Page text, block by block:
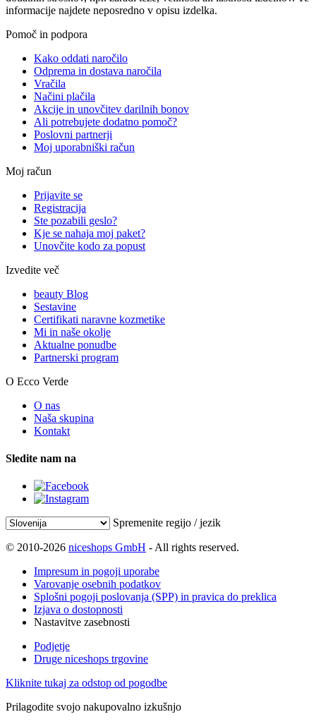
informacije najdete neposredno v opisu izdelka.
Pomoč in podpora
Kako oddati naročilo
Odprema in dostava naročila
Vračila
Načini plačila
Akcije in unovčitev darilnih bonov
Ali potrebujete dodatno pomoč?
Poslovni partnerji
Moj uporabniški račun
Moj račun
Prijavite se
Registracija
Ste pozabili geslo?
Kje se nahaja moj paket?
Unovčite kodo za popust
Izvedite več
beauty Blog
Sestavine
Certifikati naravne kozmetike
Mi in naše okolje
Aktualne ponudbe
Partnerski program
O Ecco Verde
O nas
Naša skupina
Kontakt
Sledite nam na
Spremenite regijo / jezik
© 2010-2026 niceshops GmbH - All rights reserved.
Impresum in pogoji uporabe
Varovanje osebnih podatkov
Splošni pogoji poslovanja (SPP) in pravica do preklica
Izjava o dostopnosti
Nastavitve zasebnosti
Podjetje
Druge niceshops trgovine
Kliknite tukaj za odstop od pogodbe
Prilagodite svojo nakupovalno izkušnjo